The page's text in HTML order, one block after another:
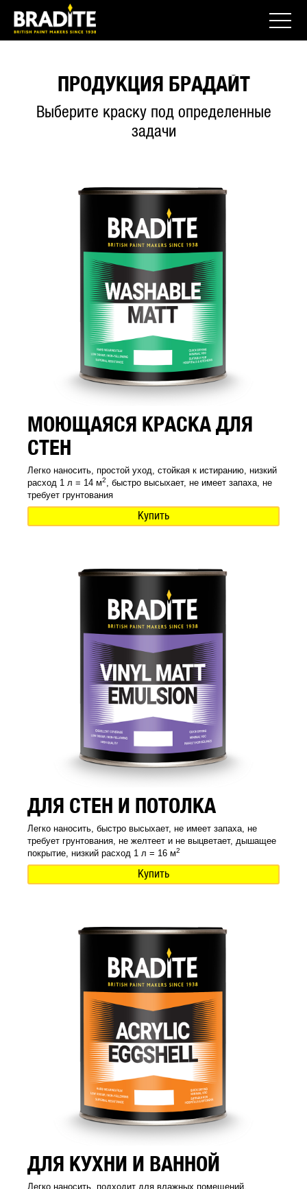
ПРОДУКЦИЯ БРАДАЙТ
Выберите краску под определенные
задачи
МОЮЩАЯСЯ КРАСКА ДЛЯ
СТЕН
Легко наносить, простой уход, стойкая к истиранию, низкий
расход 1 л = 14 м2
, быстро высыхает, не имеет запаха, не
требует грунтования
Купить
ДЛЯ СТЕН И ПОТОЛКА
Легко наносить, быстро высыхает, не имеет запаха, не
требует грунтования, не желтеет и не выцветает, дышащее
покрытие, низкий расход 1 л = 16 м2
Купить
ДЛЯ КУХНИ И ВАННОЙ
Легко наносить, подходит для влажных помещений,